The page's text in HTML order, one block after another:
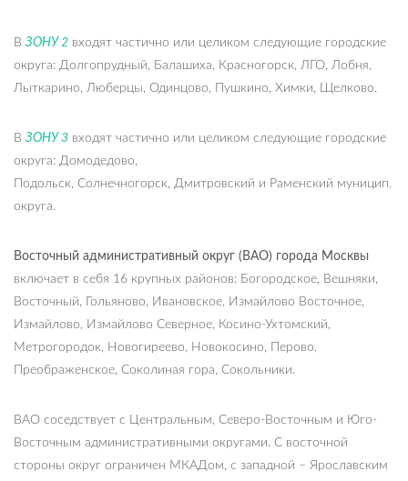
В ЗОНУ 2 входят частично или целиком следующие городские
округа: Долгопрудный, Балашиха, Красногорск, ЛГО, Лобня,
Лыткарино, Люберцы, Одинцово, Пушкино, Химки, Щелково.
В ЗОНУ 3 входят частично или целиком следующие городские
округа: Домодедово,
Подольск, Солнечногорск, Дмитровский и Раменский муницип.
округа.
Восточный административный округ (ВАО) города Москвы
включает в себя 16 крупных районов: Богородское, Вешняки,
Восточный, Гольяново, Ивановское, Измайлово Восточное,
Измайлово, Измайлово Северное, Косино-Ухтомский,
Метрогородок, Новогиреево, Новокосино, Перово,
Преображенское, Соколиная гора, Сокольники.
ВАО соседствует с Центральным, Северо-Восточным и Юго-
Восточным административными округами. С восточной
стороны округ ограничен МКАДом, с западной – Ярославским